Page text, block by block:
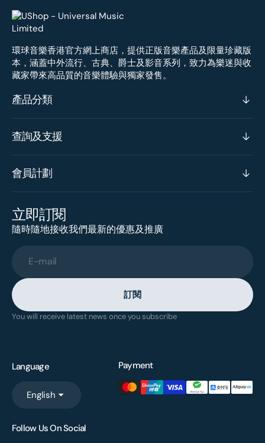
環球音樂香港官方網上商店，提供正版音樂產品及限量珍藏版
本，涵蓋中外流行、古典、爵士及影音系列，致力為樂迷與收
藏家帶來高品質的音樂體驗與獨家發售。
產品分類
查詢及支援
會員計劃
立即訂閱
隨時隨地接收我們最新的優惠及推廣
E-mail
訂閱
You will receive latest news once you subscribe
Language
English
Payment
Follow Us On Social